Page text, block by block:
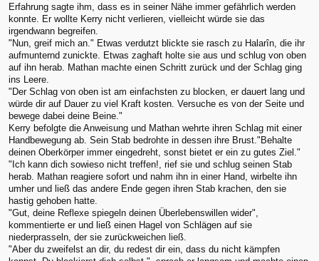
Erfahrung sagte ihm, dass es in seiner Nähe immer gefährlich werden
konnte. Er wollte Kerry nicht verlieren, vielleicht würde sie das
irgendwann begreifen.
"Nun, greif mich an." Etwas verdutzt blickte sie rasch zu Halarîn, die ihr
aufmunternd zunickte. Etwas zaghaft holte sie aus und schlug von oben
auf ihn herab. Mathan machte einen Schritt zurück und der Schlag ging
ins Leere.
"Der Schlag von oben ist am einfachsten zu blocken, er dauert lang und
würde dir auf Dauer zu viel Kraft kosten. Versuche es von der Seite und
bewege dabei deine Beine."
Kerry befolgte die Anweisung und Mathan wehrte ihren Schlag mit einer
Handbewegung ab. Sein Stab bedrohte in dessen ihre Brust."Behalte
deinen Oberkörper immer eingedreht, sonst bietet er ein zu gutes Ziel."
"Ich kann dich sowieso nicht treffen!, rief sie und schlug seinen Stab
herab. Mathan reagiere sofort und nahm ihn in einer Hand, wirbelte ihn
umher und ließ das andere Ende gegen ihren Stab krachen, den sie
hastig gehoben hatte.
"Gut, deine Reflexe spiegeln deinen Überlebenswillen wider",
kommentierte er und ließ einen Hagel von Schlägen auf sie
niederprasseln, der sie zurückweichen ließ.
"Aber du zweifelst an dir, du redest dir ein, dass du nicht kämpfen